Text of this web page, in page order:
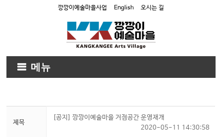
깡깡이예술마을사업 English 오시는 길
메뉴
제목
[공지] 깡깡이예술마을 거점공간 운영재개
2020-05-11 14:30:58